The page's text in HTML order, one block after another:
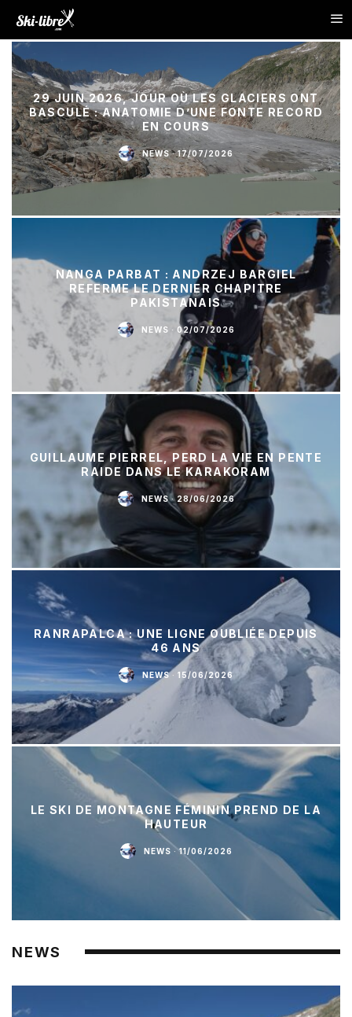
29 JUIN 2026, JOUR OÙ LES GLACIERS ONT
BASCULÉ : ANATOMIE D’UNE FONTE RECORD
EN COURS
NEWS · 17/07/2026
NANGA PARBAT : ANDRZEJ BARGIEL
REFERME LE DERNIER CHAPITRE
PAKISTANAIS
NEWS · 02/07/2026
GUILLAUME PIERREL, PERD LA VIE EN PENTE
RAIDE DANS LE KARAKORAM
NEWS · 28/06/2026
RANRAPALCA : UNE LIGNE OUBLIÉE DEPUIS
46 ANS
NEWS · 15/06/2026
LE SKI DE MONTAGNE FÉMININ PREND DE LA
HAUTEUR
NEWS · 11/06/2026
NEWS